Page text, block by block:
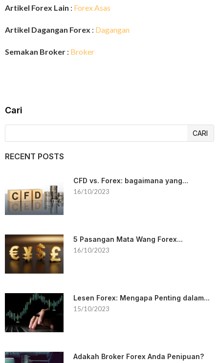
Artikel Forex Lain : Forex Asas
Artikel Dagangan Forex : Dagangan
Semakan Broker : Broker
Cari
CARI
RECENT POSTS
CFD vs. Forex: bagaimana yang...
16/10/2023
5 Pasangan Mata Wang Forex...
16/10/2023
Lesen Forex: Mengapa Penting dalam...
15/10/2023
Adakah Broker Forex Anda Penipuan?